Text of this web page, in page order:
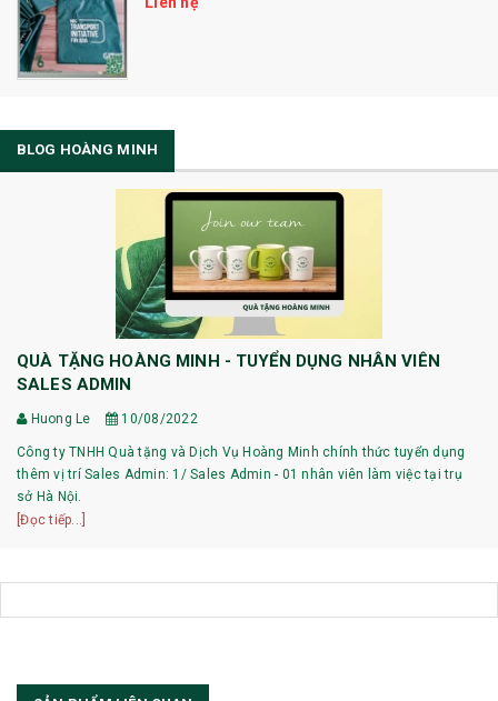
BLOG HOÀNG MINH
QUÀ TẶNG HOÀNG MINH - TUYỂN DỤNG NHÂN VIÊN
SALES ADMIN
Huong Le 10/08/2022
Công ty TNHH Quà tặng và Dịch Vụ Hoàng Minh chính thức tuyển dụng
thêm vị trí Sales Admin: 1/ Sales Admin - 01 nhân viên làm việc tại trụ
sở Hà Nội.
[Đọc tiếp...]